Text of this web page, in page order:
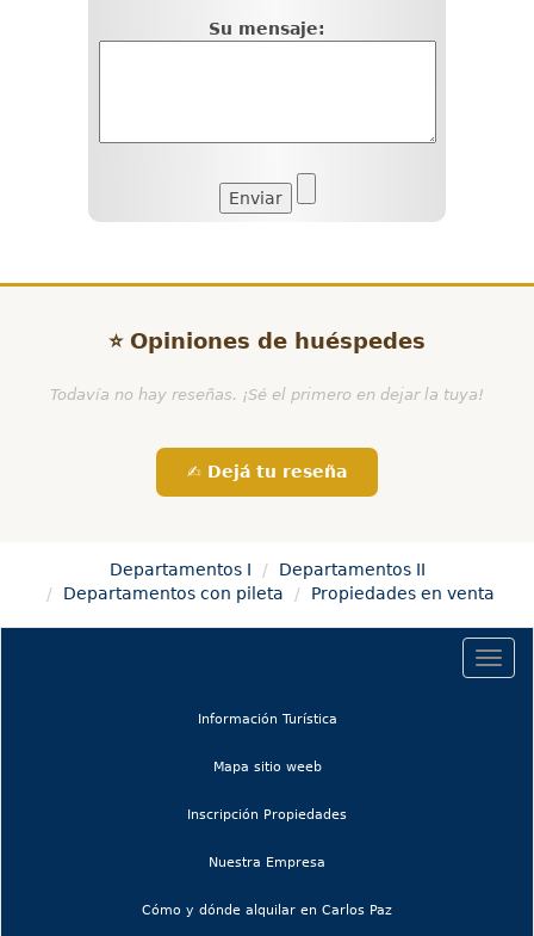
Su mensaje:
⭐ Opiniones de huéspedes
Todavía no hay reseñas. ¡Sé el primero en dejar la tuya!
✍️ Dejá tu reseña
Departamentos I
Departamentos II
Departamentos con pileta
Propiedades en venta
Información Turística(current)
Mapa sitio weeb(current)
Inscripción Propiedades
Nuestra Empresa
Cómo y dónde alquilar en Carlos Paz